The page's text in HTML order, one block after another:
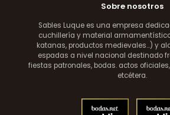
Sobre nosotros
Sables Luque es una empresa
cuchillería y material
katanas, productos medievales...) y
espadas a nivel nacional destinado
fiestas patronales, bodas. actos
etcétera.